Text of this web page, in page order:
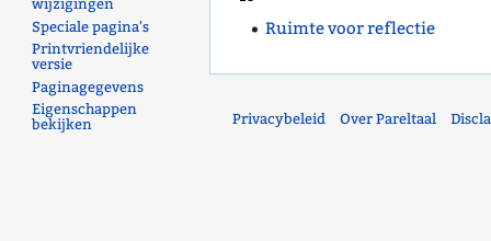
Ruimte voor reflectie
wijzigingen
Speciale pagina's
Printvriendelijke
versie
Paginagegevens
Eigenschappen
bekijken
Privacybeleid Over Pareltaal